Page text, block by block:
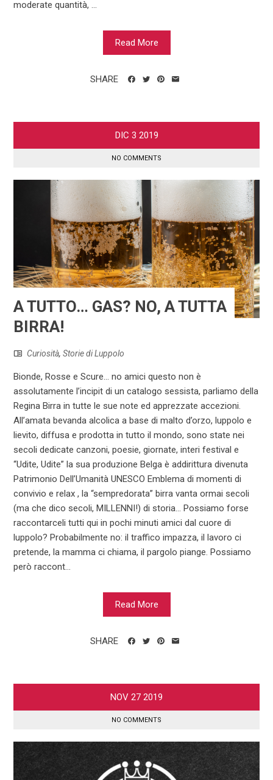
moderate quantità, ...
Read More
SHARE
DIC 3 2019
NO COMMENTS
A TUTTO… GAS? NO, A TUTTA
BIRRA!
Curiosità,Storie di Luppolo
Bionde, Rosse e Scure... no amici questo non è
assolutamente l’incipit di un catalogo sessista, parliamo della
Regina Birra in tutte le sue note ed apprezzate accezioni.
All’amata bevanda alcolica a base di malto d’orzo, luppolo e
lievito, diffusa e prodotta in tutto il mondo, sono state nei
secoli dedicate canzoni, poesie, giornate, interi festival e
“Udite, Udite” la sua produzione Belga è addirittura divenuta
Patrimonio Dell’Umanità UNESCO Emblema di momenti di
convivio e relax , la “sempredorata” birra vanta ormai secoli
(ma che dico secoli, MILLENNI!) di storia… Possiamo forse
raccontarceli tutti qui in pochi minuti amici dal cuore di
luppolo? Probabilmente no: il traffico impazza, il lavoro ci
pretende, la mamma ci chiama, il pargolo piange. Possiamo
però raccont...
Read More
SHARE
NOV 27 2019
NO COMMENTS